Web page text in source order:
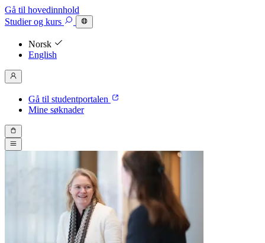
Gå til hovedinnhold
Studierog kurs
Norsk
English
Gå til studentportalen
Mine søknader